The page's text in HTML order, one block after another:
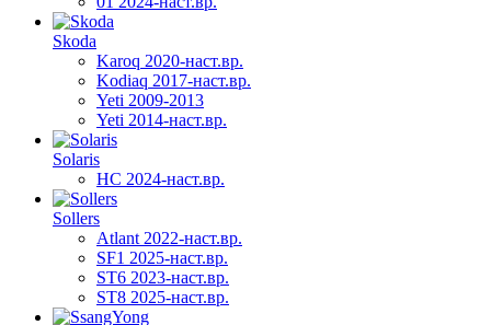
Skoda
Karoq 2020-наст.вр.
Kodiaq 2017-наст.вр.
Yeti 2009-2013
Yeti 2014-наст.вр.
Solaris
HC 2024-наст.вр.
Sollers
Atlant 2022-наст.вр.
SF1 2025-наст.вр.
ST6 2023-наст.вр.
ST8 2025-наст.вр.